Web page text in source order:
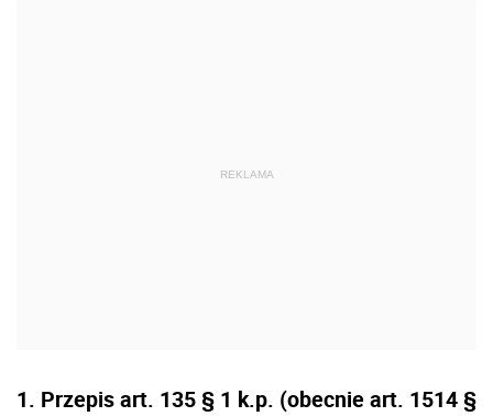
1. Przepis art. 135 § 1 k.p. (obecnie art. 1514 §